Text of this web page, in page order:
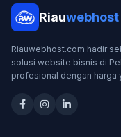
Riauwebhost
Riauwebhost.com hadir
solusi website bisnis di
profesional dengan harga